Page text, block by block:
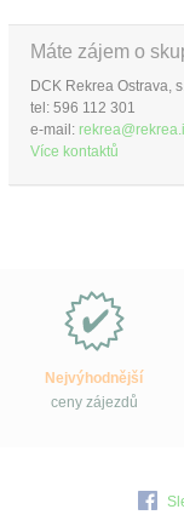
Máte zájem o
DCK Rekrea Ostrava,
tel: 596 112 301
e-mail:
Více kontaktů
Slovensko.cz?
Nejvýhodnější
ceny zájezdů